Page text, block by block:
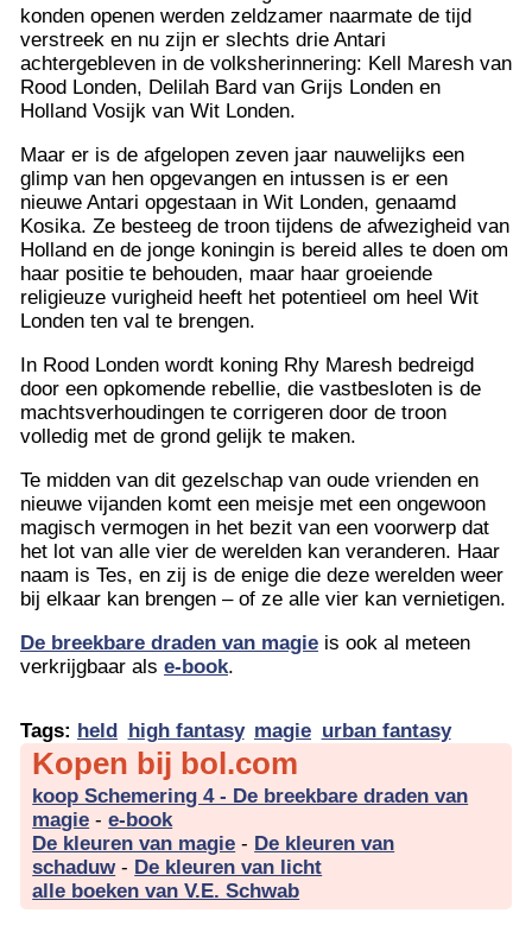
konden openen werden zeldzamer naarmate de tijd
verstreek en nu zijn er slechts drie Antari
achtergebleven in de volksherinnering: Kell Maresh van
Rood Londen, Delilah Bard van Grijs Londen en
Holland Vosijk van Wit Londen.
Maar er is de afgelopen zeven jaar nauwelijks een
glimp van hen opgevangen en intussen is er een
nieuwe Antari opgestaan in Wit Londen, genaamd
Kosika. Ze besteeg de troon tijdens de afwezigheid van
Holland en de jonge koningin is bereid alles te doen om
haar positie te behouden, maar haar groeiende
religieuze vurigheid heeft het potentieel om heel Wit
Londen ten val te brengen.
In Rood Londen wordt koning Rhy Maresh bedreigd
door een opkomende rebellie, die vastbesloten is de
machtsverhoudingen te corrigeren door de troon
volledig met de grond gelijk te maken.
Te midden van dit gezelschap van oude vrienden en
nieuwe vijanden komt een meisje met een ongewoon
magisch vermogen in het bezit van een voorwerp dat
het lot van alle vier de werelden kan veranderen. Haar
naam is Tes, en zij is de enige die deze werelden weer
bij elkaar kan brengen – of ze alle vier kan vernietigen.
De breekbare draden van magie is ook al meteen
verkrijgbaar als e-book.
Tags: held high fantasy magie urban fantasy
Kopen bij bol.com
koop Schemering 4 - De breekbare draden van
magie -e-book
De kleuren van magie - De kleuren van
schaduw- De kleuren van licht
alle boeken van V.E. Schwab